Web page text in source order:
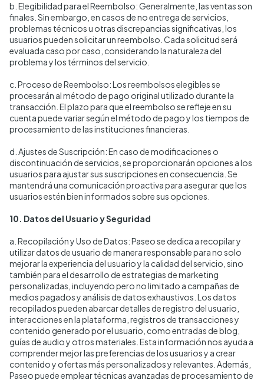
b. Elegibilidad para el Reembolso: Generalmente, las ventas son
finales. Sin embargo, en casos de no entrega de servicios,
problemas técnicos u otras discrepancias significativas, los
usuarios pueden solicitar un reembolso. Cada solicitud será
evaluada caso por caso, considerando la naturaleza del
problema y los términos del servicio.
c. Proceso de Reembolso: Los reembolsos elegibles se
procesarán al método de pago original utilizado durante la
transacción. El plazo para que el reembolso se refleje en su
cuenta puede variar según el método de pago y los tiempos de
procesamiento de las instituciones financieras.
d. Ajustes de Suscripción: En caso de modificaciones o
discontinuación de servicios, se proporcionarán opciones a los
usuarios para ajustar sus suscripciones en consecuencia. Se
mantendrá una comunicación proactiva para asegurar que los
usuarios estén bien informados sobre sus opciones.
10. Datos del Usuario y Seguridad
a. Recopilación y Uso de Datos: Paseo se dedica a recopilar y
utilizar datos de usuario de manera responsable para no solo
mejorar la experiencia del usuario y la calidad del servicio, sino
también para el desarrollo de estrategias de marketing
personalizadas, incluyendo pero no limitado a campañas de
medios pagados y análisis de datos exhaustivos. Los datos
recopilados pueden abarcar detalles de registro del usuario,
interacciones en la plataforma, registros de transacciones y
contenido generado por el usuario, como entradas de blog,
guías de audio y otros materiales. Esta información nos ayuda a
comprender mejor las preferencias de los usuarios y a crear
contenido y ofertas más personalizados y relevantes. Además,
Paseo puede emplear técnicas avanzadas de procesamiento de